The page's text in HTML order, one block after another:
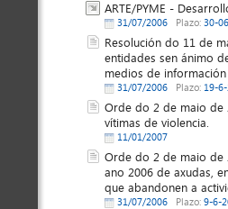
ARTE/PYME -
31/07/2006 Plazo: 30-
Resolución do 11 de
entidades sen ánimo
medios de
31/07/2006 Plazo: 19-
Orde do 2 de maio de
vítimas de violencia.
11/01/2007
Orde do 2 de maio de
ano 2006 de axudas,
que abandonen a
31/07/2006 Plazo: 9-6-